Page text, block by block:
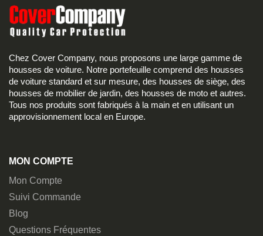
Chez Cover Company, nous proposons une large gamme de
housses de voiture. Notre portefeuille comprend des housses
de voiture standard et sur mesure, des housses de siège, des
housses de mobilier de jardin, des housses de moto et autres.
Tous nos produits sont fabriqués à la main et en utilisant un
approvisionnement local en Europe.
MON COMPTE
Mon Compte
Suivi Commande
Blog
Questions Fréquentes